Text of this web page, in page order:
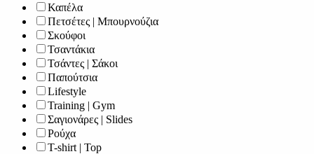
Καπέλα
Πετσέτες | Μπουρνούζια
Σκούφοι
Τσαντάκια
Τσάντες | Σάκοι
Παπούτσια
Lifestyle
Training | Gym
Σαγιονάρες | Slides
Ρούχα
T-shirt | Top